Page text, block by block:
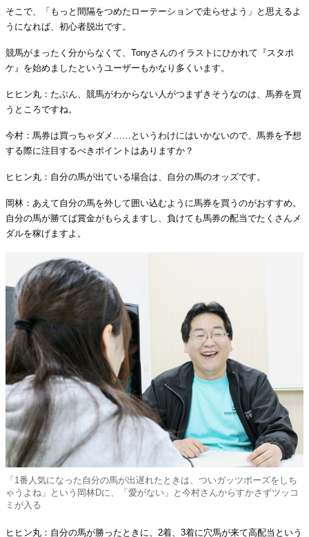
そこで、「もっと間隔をつめたローテーションで走らせよう」と思えるよ
うになれば、初心者脱出です。
競馬がまったく分からなくて、Tonyさんのイラストにひかれて『スタポ
ケ』を始めましたというユーザーもかなり多くいます。
ヒヒン丸：たぶん、競馬がわからない人がつまずきそうなのは、馬券を買
うところですね。
今村：馬券は買っちゃダメ……というわけにはいかないので、馬券を予想
する際に注目するべきポイントはありますか？
ヒヒン丸：自分の馬が出ている場合は、自分の馬のオッズです。
岡林：あえて自分の馬を外して囲い込むように馬券を買うのがおすすめ。
自分の馬が勝てば賞金がもらえますし、負けても馬券の配当でたくさんメ
ダルを稼げますよ。
「1番人気になった自分の馬が出遅れたときは、ついガッツポーズをしち
ゃうよね」という岡林Dに、「愛がない」と今村さんからすかさずツッコ
ミが入る
ヒヒン丸：自分の馬が勝ったときに、2着、3着に穴馬が来て高配当という